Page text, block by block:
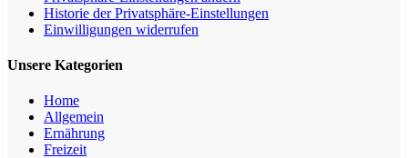
Historie der Privatsphäre-Einstellungen
Einwilligungen widerrufen
Unsere Kategorien
Home
Allgemein
Ernährung
Freizeit